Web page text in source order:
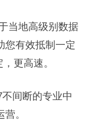
当地高级别数据
您有效抵制一定
更高速。
间断的专业中
。